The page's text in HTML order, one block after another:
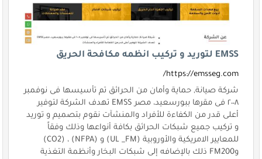
EMSS لتوريد و تركيب انظمه مكافحة الحريق
https://emsseg.com/
شركة صيانة, حماية وأمان من الحرائق تم تأسيسها فى نوفمبر
٢٠٠٨ فى مقرها ببورسعيد، مصر EMSS تهدف الشركة لتوفير
أعلى قدر من الكفاءة للأفراد والمنشآت نقوم بتصميم و توريد
و تركيب جميع شبكات الحرائق بكافة أنواعها وذلك وفقاً
للمعايير الامريكية والأوروبية (UL _FM) و (NFPA) ، (CO2)
وFM200 ذلك بالإضافه إلى شبكات البخار وأنظمة التغذية